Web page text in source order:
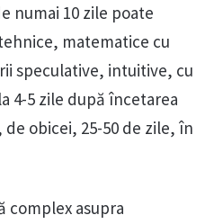
numai 10 zile poate
matematice cu
speculative, intuitive, cu
4-5 zile după încetarea
obicei, 25-50 de zile, în
complex asupra